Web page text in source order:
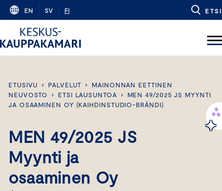
Skip
content
EN SV FI ETSI
ETUSIVU › PALVELUT ›
MAINONNAN EETTINEN
NEUVOSTO
› ETSI LAUSUNTOA ›
MEN 49/2025 JS MYYNTI
JA OSAAMINEN OY (KAIHDINSTUDIO-BRÄNDI)
MEN 49/2025 JS
Myynti ja
osaaminen Oy